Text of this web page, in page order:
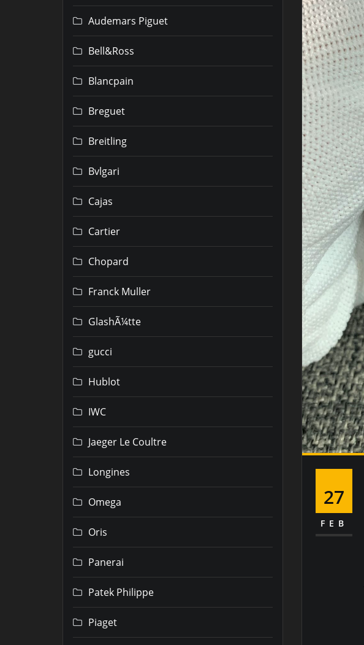
Audemars Piguet
Bell&Ross
Blancpain
Breguet
Breitling
Bvlgari
Cajas
Cartier
Chopard
Franck Muller
GlashÃ¼tte
gucci
Hublot
IWC
Jaeger Le Coultre
Longines
Omega
Oris
Panerai
Patek Philippe
Piaget
27
FEB